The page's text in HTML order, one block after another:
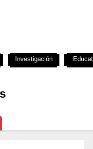
Investigación